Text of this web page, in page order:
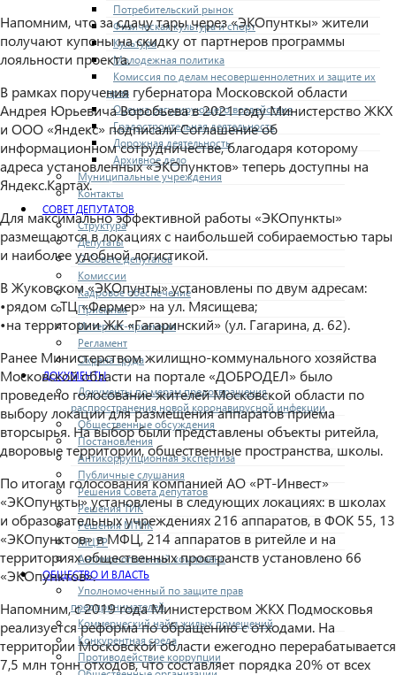
Потребительский рынок
Физическая культура и спорт
Культура
Молодежная политика
Комиссия по делам несовершеннолетних и защите их
прав
Оценка регулирующего воздействия
Градостроительная деятельность
Дорожная деятельность
Архивное дело
Муниципальные учреждения
Контакты
СОВЕТ ДЕПУТАТОВ
Структура
Депутаты
О Совете депутатов
Комиссии
Кадровое обеспечение
Приемная
Интернет-приемная
Регламент
Охрана труда
ДОКУМЕНТЫ
Документы по мерам предотвращения
распространения новой коронавирусной инфекции
Общественные обсуждения
Постановления
Антикоррупционная экспертиза
Публичные слушания
Решения Совета депутатов
Решения ТИК
Решения МТИК
МЦУР
Антимонопольный комплаенс
ОБЩЕСТВО И ВЛАСТЬ
Уполномоченный по защите прав
предпринимателей
Коммерческий найм жилых помещений
Конкурентная среда
Противодействие коррупции
Напомним, что за сдачу тары через «ЭКОпунткы» жители
получают купоны на скидку от партнеров программы
лояльности проекта.
В рамках поручения губернатора Московской области
Андрея Юрьевича Воробьева в 2021 году Министерство ЖКХ
и ООО «Яндекс» подписали Соглашение об
информационном сотрудничестве, благодаря которому
адреса установленных «ЭКОпунктов» теперь доступны на
Яндекс.Картах.
Для максимально эффективной работы «ЭКОпункты»
размещаются в локациях с наибольшей собираемостью тары
и наиболее удобной логистикой.
В Жуковском «ЭКОпунты» установлены по двум адресам:
•рядом с ТЦ «Фермер» на ул. Мясищева;
•на территории ЖК «Гагаринский» (ул. Гагарина, д. 62).
Ранее Министерством жилищно-коммунального хозяйства
Московской области на портале «ДОБРОДЕЛ» было
проведено голосование жителей Московской области по
выбору локации для размещения аппаратов приема
вторсырья. На выбор были представлены объекты ритейла,
дворовые территории, общественные пространства, школы.
По итогам голосования компанией АО «РТ-Инвест»
«ЭКОпункты» установлены в следующих локациях: в школах
и образовательных учреждениях 216 аппаратов, в ФОК 55, 13
«ЭКОпунктов» в МФЦ, 214 аппаратов в ритейле и на
территориях общественных пространств установлено 66
«ЭКОпунктов».
Напомним, с 2019 года Министерством ЖКХ Подмосковья
реализуется реформа по обращению с отходами. На
территории Московской области ежегодно перерабатывается
7,5 млн тонн отходов, что составляет порядка 20% от всех